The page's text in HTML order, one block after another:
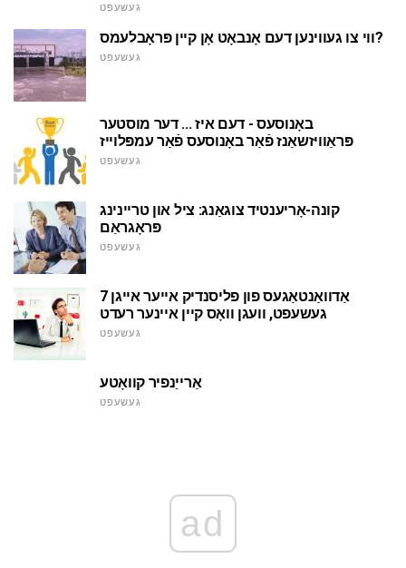
געשעפט
ווי צו געווינען דעם אָנבאָט אָן קיין פּראָבלעמס?
געשעפט
באָנוסעס - דעם איז ... דער מוסטער
פּראַוויזשאַנז פֿאַר באָנוסעס פֿאַר עמפּלוייז
געשעפט
קונה-אָריענטיד צוגאַנג: ציל און טריינינג
פּראָגראַם
געשעפט
7 אַדוואַנטאַגעס פון פליסנדיק אייער אייגן
געשעפט, וועגן וואָס קיין איינער רעדט
געשעפט
אַרייַנפיר קוואָטע
געשעפט
ad